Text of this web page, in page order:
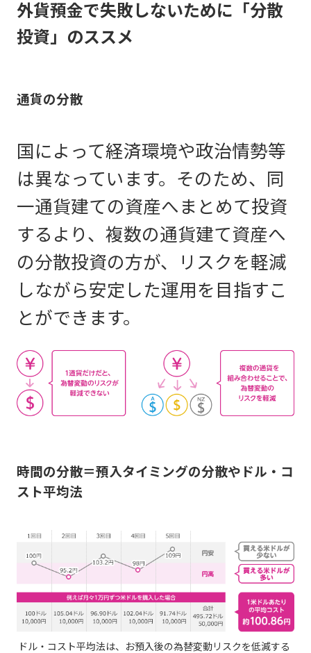
外貨預金で失敗しないために「分散
投資」のススメ
通貨の分散
国によって経済環境や政治情勢等
は異なっています。そのため、同
一通貨建ての資産へまとめて投資
するより、複数の通貨建て資産へ
の分散投資の方が、リスクを軽減
しながら安定した運用を目指すこ
とができます。
時間の分散＝預入タイミングの分散やドル・コ
スト平均法
ドル・コスト平均法は、お預入後の為替変動リスクを低減する